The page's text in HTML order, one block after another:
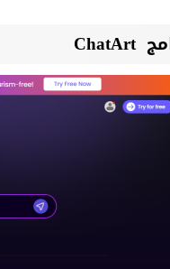
ChatArt